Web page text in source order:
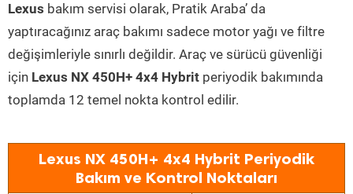
Lexus bakım servisi olarak, Pratik Araba’ da
yaptıracağınız araç bakımı sadece motor yağı ve filtre
değişimleriyle sınırlı değildir. Araç ve sürücü güvenliği
için Lexus NX 450H+ 4x4 Hybrit periyodik bakımında
toplamda 12 temel nokta kontrol edilir.
Lexus NX 450H+ 4x4 Hybrit Periyodik
Bakım ve Kontrol Noktaları